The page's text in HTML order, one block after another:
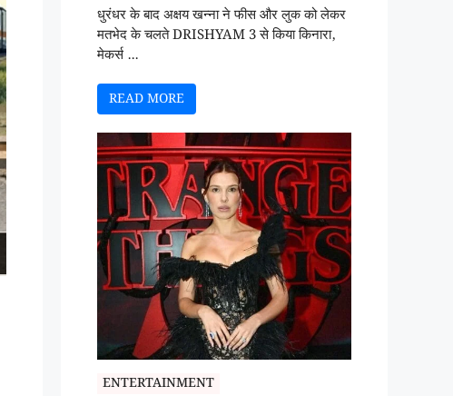
धुरंधर के बाद अक्षय खन्ना ने फीस और लुक को लेकर
मतभेद के चलते DRISHYAM 3 से किया किनारा,
मेकर्स ...
READ MORE
ENTERTAINMENT